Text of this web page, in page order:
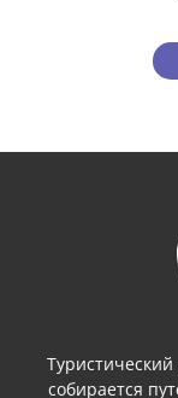
Туристический
собирается